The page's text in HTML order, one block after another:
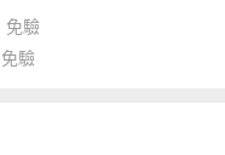
免驗
免驗